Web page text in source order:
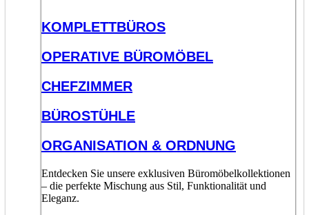
KOMPLETTBÜROS
OPERATIVE BÜROMÖBEL
CHEFZIMMER
BÜROSTÜHLE
ORGANISATION & ORDNUNG
Entdecken Sie unsere exklusiven Büromöbelkollektionen
– die perfekte Mischung aus Stil, Funktionalität und
Eleganz.